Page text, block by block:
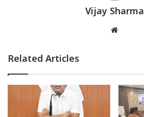
Vijay Sharma
Related Articles